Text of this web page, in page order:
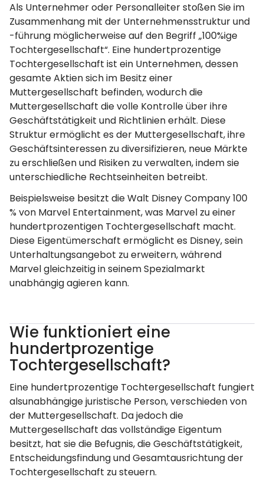
Als Unternehmer oder Personalleiter stoßen Sie im
Zusammenhang mit der Unternehmensstruktur und
-führung möglicherweise auf den Begriff „100%ige
Tochtergesellschaft“. Eine hundertprozentige
Tochtergesellschaft ist ein Unternehmen, dessen
gesamte Aktien sich im Besitz einer
Muttergesellschaft befinden, wodurch die
Muttergesellschaft die volle Kontrolle über ihre
Geschäftstätigkeit und Richtlinien erhält. Diese
Struktur ermöglicht es der Muttergesellschaft, ihre
Geschäftsinteressen zu diversifizieren, neue Märkte
zu erschließen und Risiken zu verwalten, indem sie
unterschiedliche Rechtseinheiten betreibt.
Beispielsweise besitzt die Walt Disney Company 100
% von Marvel Entertainment, was Marvel zu einer
hundertprozentigen Tochtergesellschaft macht.
Diese Eigentümerschaft ermöglicht es Disney, sein
Unterhaltungsangebot zu erweitern, während
Marvel gleichzeitig in seinem Spezialmarkt
unabhängig agieren kann.
Wie funktioniert eine
hundertprozentige
Tochtergesellschaft?
Eine hundertprozentige Tochtergesellschaft fungiert
alsunabhängige juristische Person, verschieden von
der Muttergesellschaft. Da jedoch die
Muttergesellschaft das vollständige Eigentum
besitzt, hat sie die Befugnis, die Geschäftstätigkeit,
Entscheidungsfindung und Gesamtausrichtung der
Tochtergesellschaft zu steuern.